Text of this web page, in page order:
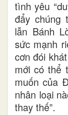
tình yêu
đẩy chúng
lẫn Bánh
sức mạnh
cơn đói
mới có thể
muốn của
nhân loại
thay thế”.